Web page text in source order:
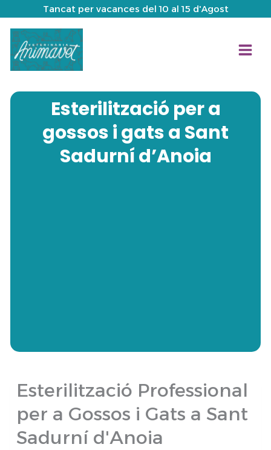
contenido
Tancat per vacances del 10 al 15 d'Agost
Esterilització per a
gossos i gats a Sant
Sadurní d’Anoia
Esterilització Professional
per a Gossos i Gats a Sant
Sadurní d'Anoia